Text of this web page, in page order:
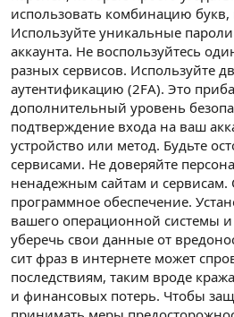
использовать комбинацию
Используйте уникальные
аккаунта. Не воспользуйтесь
разных сервисов. Используйте
аутентификацию (2FA). Это
дополнительный уровень
подтверждение входа на ваш
устройство или метод. Будьте
сервисами. Не доверяйте
ненадежным сайтам и сервисам.
программное обеспечение.
вашего операционной системы
уберечь свои данные от
сит фраз в интернете может
последствиям, таким вроде
и финансовых потерь. Чтобы